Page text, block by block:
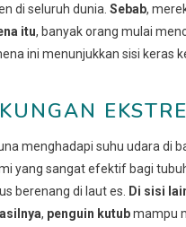
di seluruh dunia. Sebab,
itu, banyak orang mulai
ini menunjukkan sisi keras
menghadapi suhu udara di
yang sangat efektif bagi
berenang di laut es.
Di sisi
, penguin kutubmampu